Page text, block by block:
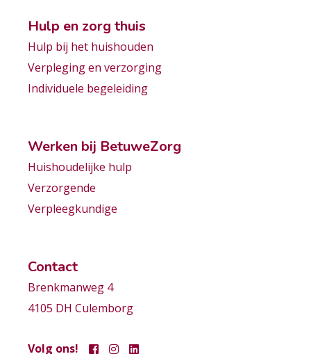
Hulp en zorg thuis
Hulp bij het huishouden
Verpleging en verzorging
Individuele begeleiding
Werken bij BetuweZorg
Huishoudelijke hulp
Verzorgende
Verpleegkundige
Contact
Brenkmanweg 4
4105 DH Culemborg
Volg ons!